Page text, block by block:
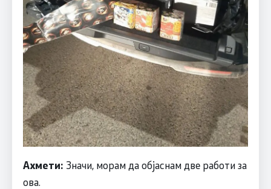
Ахмети: Значи, морам да објаснам две работи за
ова.